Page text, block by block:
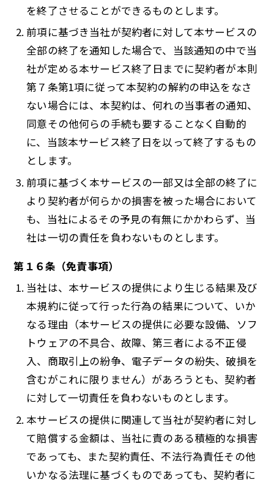
を終了させることができるものとします。
前項に基づき当社が契約者に対して本サービスの
全部の終了を通知した場合で、当該通知の中で当
社が定める本サービス終了日までに契約者が本則
第７条第1項に従って本契約の解約の申込をなさ
ない場合には、本契約は、何れの当事者の通知、
同意その他何らの手続も要することなく自動的
に、当該本サービス終了日を以って終了するもの
とします。
前項に基づく本サービスの一部又は全部の終了に
より契約者が何らかの損害を被った場合において
も、当社によるその予見の有無にかかわらず、当
社は一切の責任を負わないものとします。
第１６条（免責事項）
当社は、本サービスの提供により生じる結果及び
本規約に従って行った行為の結果について、いか
なる理由（本サービスの提供に必要な設備、ソフ
トウェアの不具合、故障、第三者による不正侵
入、商取引上の紛争、電子データの紛失、破損を
含むがこれに限りません）があろうとも、契約者
に対して一切責任を負わないものとします。
本サービスの提供に関連して当社が契約者に対し
て賠償する金額は、当社に責のある積極的な損害
であっても、また契約責任、不法行為責任その他
いかなる法理に基づくものであっても、契約者に